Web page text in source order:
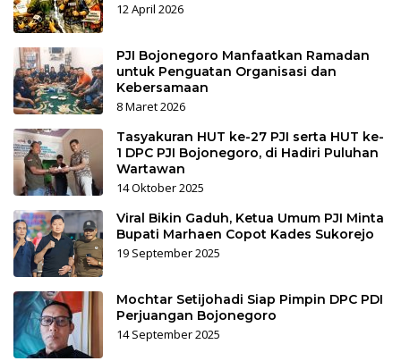
12 April 2026
PJI Bojonegoro Manfaatkan Ramadan
untuk Penguatan Organisasi dan
Kebersamaan
8 Maret 2026
Tasyakuran HUT ke-27 PJI serta HUT ke-
1 DPC PJI Bojonegoro, di Hadiri Puluhan
Wartawan
14 Oktober 2025
Viral Bikin Gaduh, Ketua Umum PJI Minta
Bupati Marhaen Copot Kades Sukorejo
19 September 2025
Mochtar Setijohadi Siap Pimpin DPC PDI
Perjuangan Bojonegoro
14 September 2025